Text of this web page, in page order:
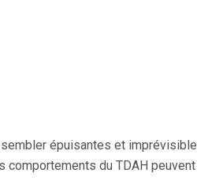
épuisantes et
comportements du TDAH